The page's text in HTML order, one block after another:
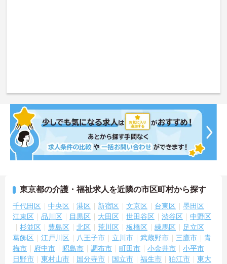
東京都の介護・福祉求人を近隣の市区町村から探す
千代田区 中央区 港区 新宿区 文京区 台東区
墨田区
江東区
品川区 目黒区 大田区 世田谷区 渋谷区
中野区
杉並区
豊島区 北区 荒川区 板橋区 練馬区
足立区
葛飾区
江戸川区 八王子市 立川市 武蔵野市 三鷹市
青
梅市
府中市 昭島市 調布市 町田市 小金井市
小平市
日野市
東村山市 国分寺市 国立市 福生市 狛江市
東大